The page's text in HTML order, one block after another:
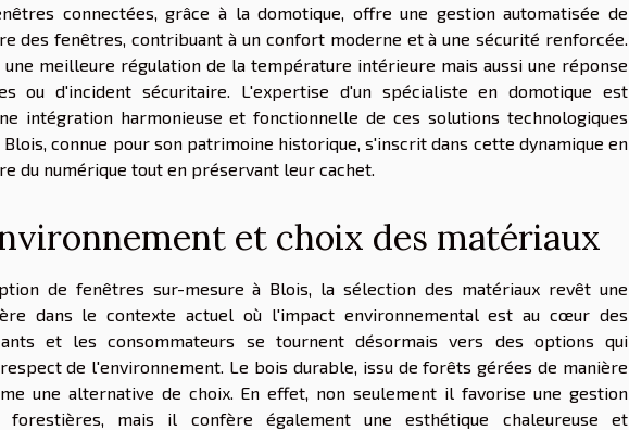
connectées, grâce à la domotique, offre une gestion automatisée de
des fenêtres, contribuant à un confort moderne et à une sécurité renforcée.
meilleure régulation de la température intérieure mais aussi une réponse
ou d'incident sécuritaire. L'expertise d'un spécialiste en domotique est
intégration harmonieuse et fonctionnelle de ces solutions technologiques
connue pour son patrimoine historique, s'inscrit dans cette dynamique en
du numérique tout en préservant leur cachet.
et choix des matériaux
de fenêtres sur-mesure à Blois, la sélection des matériaux revêt une
dans le contexte actuel où l'impact environnemental est au cœur des
et les consommateurs se tournent désormais vers des options qui
de l'environnement. Le bois durable, issu de forêts gérées de manière
une alternative de choix. En effet, non seulement il favorise une gestion
forestières, mais il confère également une esthétique chaleureuse et